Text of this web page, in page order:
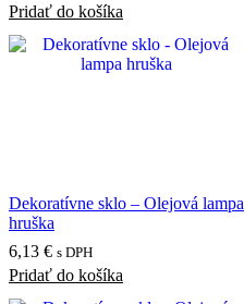
Pridať do košíka
Dekoratívne sklo – Olejová lampa
hruška
6,13 € s DPH
Pridať do košíka